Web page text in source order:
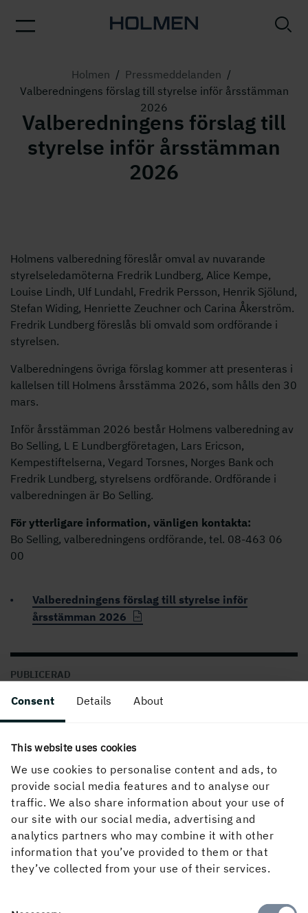
Consent Details About
This website uses cookies
We use cookies to personalise content and ads, to
provide social media features and to analyse our
traffic. We also share information about your use of
our site with our social media, advertising and
analytics partners who may combine it with other
information that you’ve provided to them or that
they’ve collected from your use of their services.
Holmen / Pressmeddelanden /
Valberedningens förslag till styrelse inför årsstämman
2026
Valberedningens förslag till
styrelse inför årsstämman
2026
Holmens valberedning föreslår omval av nuvarande
styrelseledamöterna Fredrik Lundberg, Alice Kempe,
Louise Lindh, Ulf Lundahl, Fredrik Persson, Henrik Sjölund,
Stefan Widing, Henriette Zeuchner och Carina Åkerström.
Fredrik Lundberg föreslås bli omvald som ordförande i
styrelsen.
Valberedningens övriga förslag kommer att presenteras i
kallelsen till Holmens årsstämma 2026, som hålls den 30
mars.
Inför årsstämman 2026 består Holmens valberedning av
Bo Selling, L E Lundbergföretagen, Lars Ericson,
Kempestiftelserna, Vegard Torsnes, Norges Bank och
Fredrik Lundberg, styrelsens ordförande. Ordförande i
valberedningen är Bo Selling.
För ytterligare information, vänligen kontakta:
Bo Selling, valberedningens ordförande, tel. 08-463 06
00
Valberedningens förslag till styrelse inför
årsstämman 2026
PUBLICERAD
Om webbplatsen